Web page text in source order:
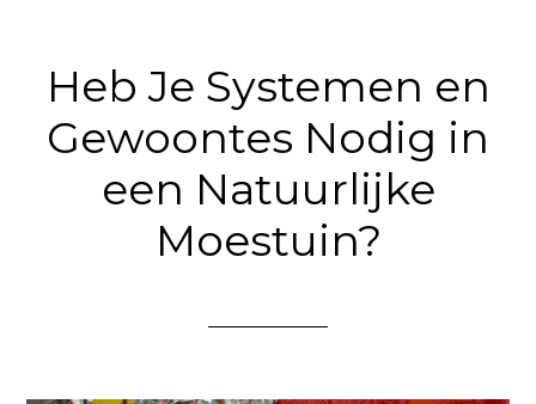
Heb Je Systemen en
Gewoontes Nodig in
een Natuurlijke
Moestuin?